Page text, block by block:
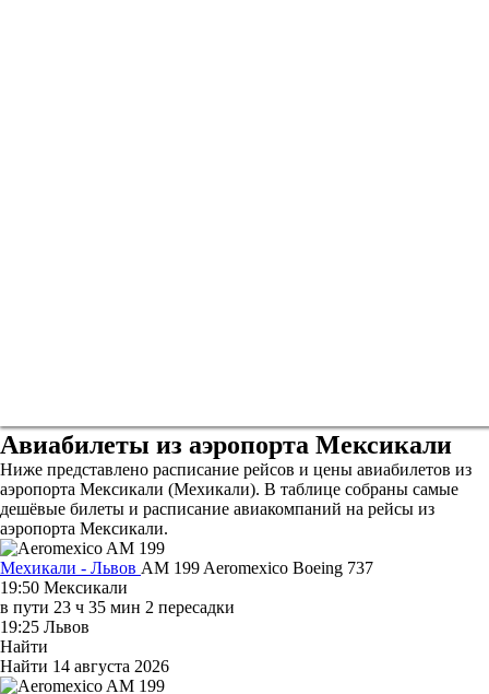
Авиабилеты из аэропорта Мексикали
Ниже представлено расписание рейсов и цены авиабилетов из
аэропорта Мексикали (Мехикали). В таблице собраны самые
дешёвые билеты и расписание авиакомпаний на рейсы из
аэропорта Мексикали.
Мехикали - Львов AM 199 Aeromexico Boeing 737
19:50 Мексикали
в пути 23 ч 35 мин 2 пересадки
19:25 Львов
Найти
Найти 14 августа 2026